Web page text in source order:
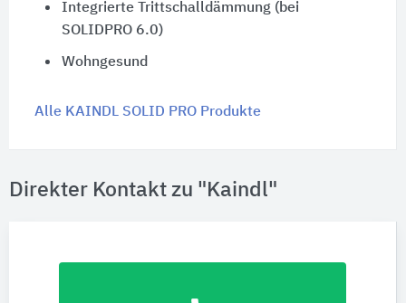
Integrierte Trittschalldämmung (bei
SOLIDPRO 6.0)
Wohngesund
Alle KAINDL SOLID PRO Produkte
Direkter Kontakt zu "Kaindl"